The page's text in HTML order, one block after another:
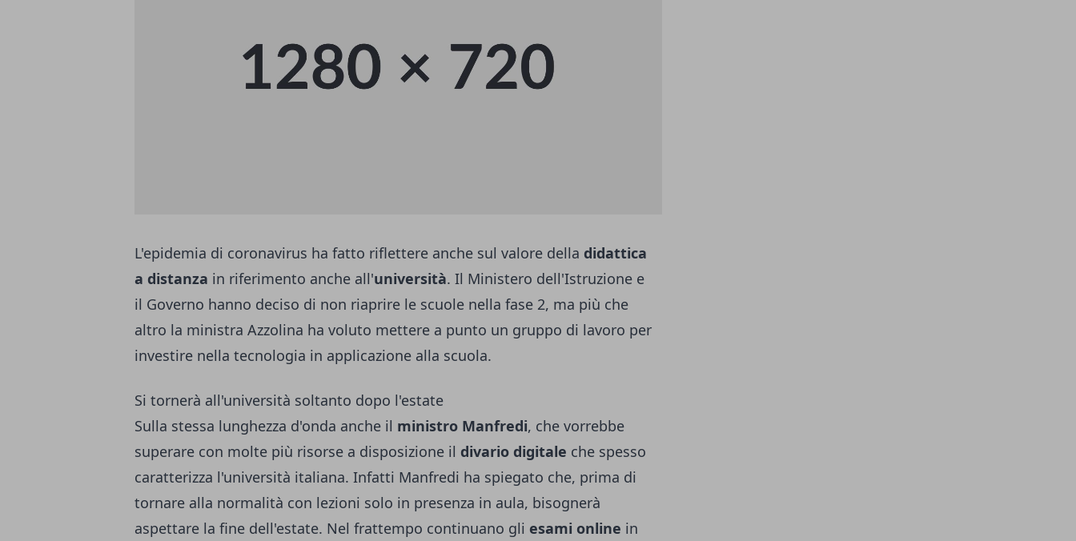
L'epidemia di coronavirus ha fatto riflettere anche sul valore della didattica
a distanza in riferimento anche all'università. Il Ministero dell'Istruzione e
il Governo hanno deciso di non riaprire le scuole nella fase 2, ma più che
altro la ministra Azzolina ha voluto mettere a punto un gruppo di lavoro per
investire nella tecnologia in applicazione alla scuola.
Si tornerà all'università soltanto dopo l'estate
Sulla stessa lunghezza d'onda anche il ministro Manfredi, che vorrebbe
superare con molte più risorse a disposizione il divario digitale che spesso
caratterizza l'università italiana. Infatti Manfredi ha spiegato che, prima di
tornare alla normalità con lezioni solo in presenza in aula, bisognerà
aspettare la fine dell'estate. Nel frattempo continuano gli esami online in